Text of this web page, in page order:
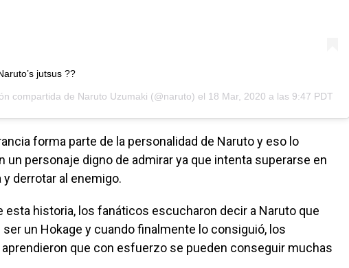
jutsus ??
compartida de Naruto Uzumaki (@naruto) el 18 Mar, 2020 a las 9:47 PDT
forma parte de la personalidad de Naruto y eso lo
un personaje digno de admirar ya que intenta superarse en
y derrotar al enemigo.
esta historia, los fanáticos escucharon decir a Naruto que
ser un Hokage y cuando finalmente lo consiguió, los
que con esfuerzo se pueden conseguir muchas